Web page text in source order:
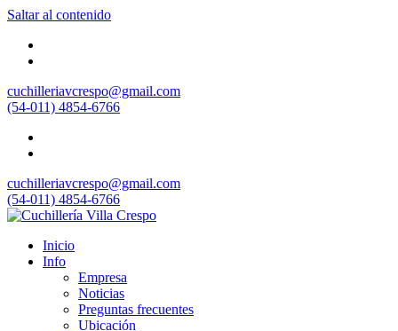
Saltar al contenido
cuchilleriavcrespo@gmail.com
(54-011) 4854-6766
cuchilleriavcrespo@gmail.com
(54-011) 4854-6766
Inicio
Info
Empresa
Noticias
Preguntas frecuentes
Ubicación